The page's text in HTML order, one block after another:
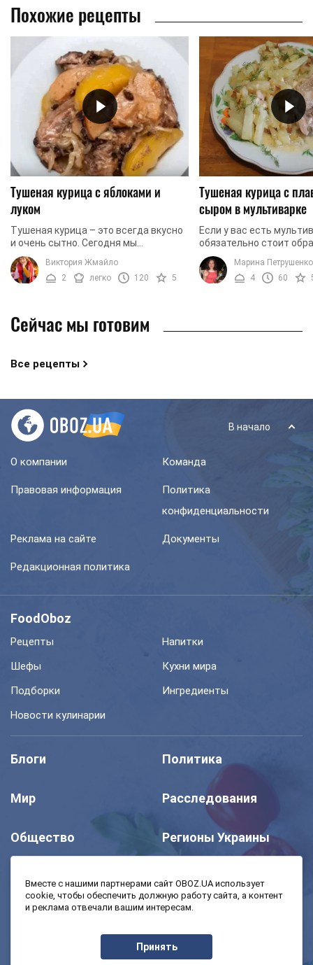
Похожие рецепты
Тушеная курица с яблоками и
луком
Тушеная курица – это всегда вкусно
и очень сытно. Сегодня мы
предлагаем вам приготовить
тушеную курицу с яблоками и
репчатым луком. Блюдо довольно ...
Виктория Жмайло
2
легко 120 5
Тушеная курица с
сыром в мультиварке
Если у вас есть
обязательно стоит
внимание на этот
предлагаем вам
в сырном соусе. Это ...
Марина Петрушенко
4
60
Сейчас мы готовим
Все рецепты
В начало
О компании Команда
Правовая информация
Политика
конфиденциальности
Реклама на сайте Документы
Редакционная политика
FoodOboz
Рецепты
Напитки
Шефы
Кухни мира
Подборки
Ингредиенты
Новости кулинарии
Блоги Политика
Мир Расследования
Общество Регионы Украины
Шоу Спорт
Моя школа Авто
Экономика
Вместе с нашими партнерами сайт OBOZ.UA использует
cookie, чтобы обеспечить должную работу сайта, а контент
и реклама отвечали вашим интересам.
Принять